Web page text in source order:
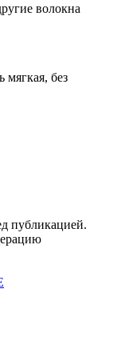
волокна
мягкая, без
публикацией.